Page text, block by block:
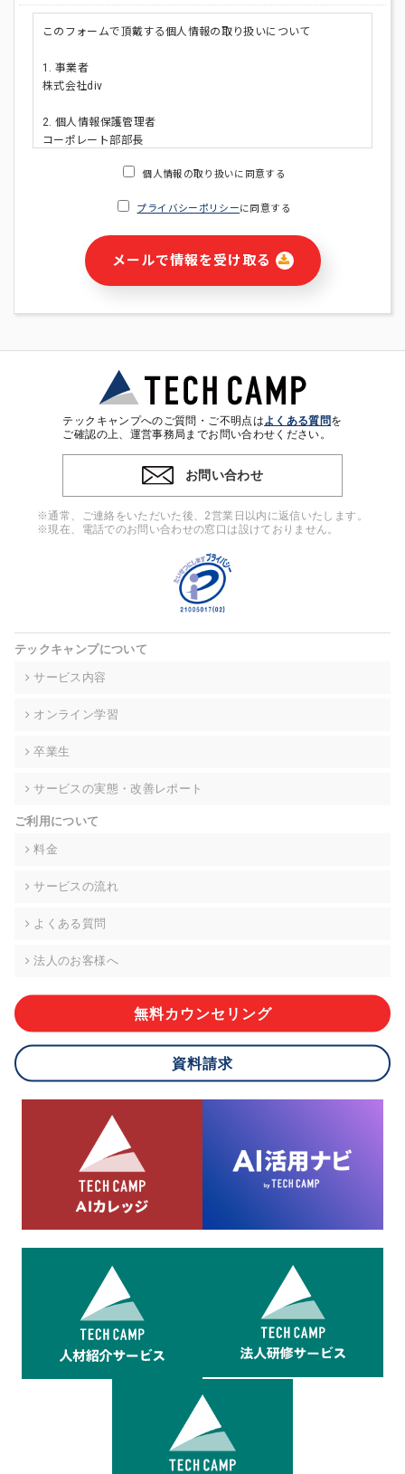
このフォームで頂戴する個人情報の取り扱いについて
1. 事業者
株式会社div
2. 個人情報保護管理者
コーポレート部部長
・ご請求された資料の送付のため
・本サービス及び本サービスに関連する情報(当社及び第三者の
サービス又は商品等の広告配信・宣伝を含みますが、それらに
・個人(法人の場合は担当者)を識別できない形式に加工した統
計情報の作成および利用
※上記の利用目的に基づいた本人への連絡及び配信について
4. 個人情報の第三者提供
ンをとるために、氏名等の一部の情報をサービス内で使用する
チャットツールで発信することにより、本サービスの他の利用
者等に提供することがあります。
当社は事業運営上、前項利用目的の範囲に限って個人情報を外
高い委託先を選定し、個人情報の適正管理・機密保持について
個人情報の開示等(利用目的の通知、開示、内容の訂正・追加・
て、下記の当社問合わせ窓口に申し出ることができます。その
的な期間内に対応いたします。ただし、申請が本人確認が不可
により、ご希望に添えない場合があります。 なお、アクセスロ
グなどの個人情報以外の情報については、原則として開示等は
株式会社div 個人情報問合せ窓口
メールアドレス:privacy_policy@di-v.co.jp
ご本人様が当社に個人情報を提供されるかどうかは任意による
応ができない場合があります。
8.cookieにより取得・分析した情報とその利用について
当社は第三者が運営するデータ・マネジメント・プラットフォ
ームからcookieにより収集されたウェブの閲覧機歴及びその分
析結果を取得し、これをお客様の個人データと結びつけた上
で、広告配信等の目的で利用いたします。
個人情報の取り扱いに同意する
プライバシーポリシーに同意する
メールで情報を受け取る
テックキャンプへのご質問・ご不明点はよくある質問を
ご確認の上、運営事務局までお問い合わせください。
お問い合わせ
※通常、ご連絡をいただいた後、2営業日以内に返信いたします。
※現在、電話でのお問い合わせの窓口は設けておりません。
テックキャンプについて
サービス内容
オンライン学習
卒業生
サービスの実態・改善レポート
ご利用について
料金
サービスの流れ
よくある質問
法人のお客様へ
無料カウンセリング
資料請求